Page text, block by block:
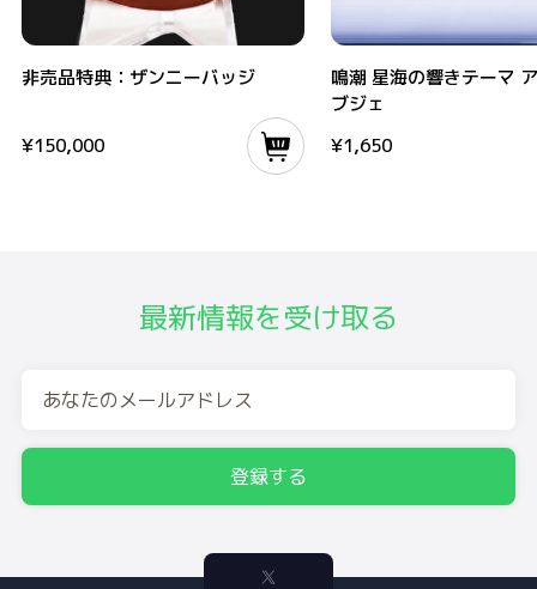
非売品特典：ザンニーバッジ
¥150,000
鳴潮 星海の響きテーマ
ブジェ
¥1,650
最新情報を受け取る
登録する